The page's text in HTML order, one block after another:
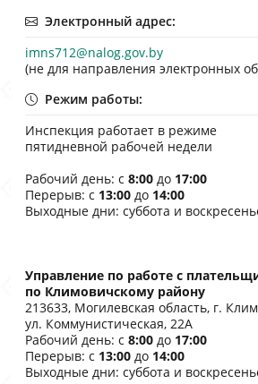
Электронный адрес:
imns712@nalog.gov.by
(не для направления электронных
Режим работы:
Инспекция работает в режиме
пятидневной рабочей недели
Рабочий день: с 8:00 до 17:00
Перерыв: с 13:00 до 14:00
Выходные дни: суббота и
Управление по работе с
по Климовичскому району
213633, Могилевская область, г.
ул. Коммунистическая, 22A
Рабочий день: с 8:00 до 17:00
Перерыв: с 13:00 до 14:00
Выходные дни: суббота и